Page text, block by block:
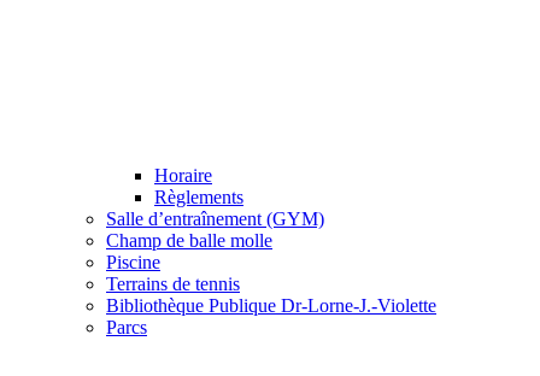
Horaire
Règlements
Salle d’entraînement (GYM)
Champ de balle molle
Piscine
Terrains de tennis
Bibliothèque Publique Dr-Lorne-J.-Violette
Parcs